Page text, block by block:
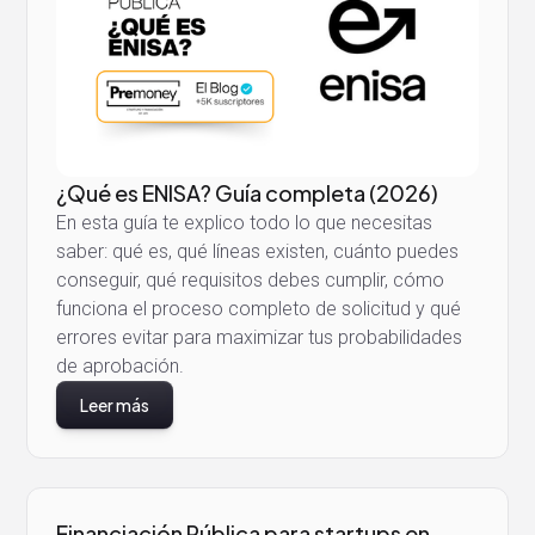
¿Qué es ENISA? Guía completa (2026)
En esta guía te explico todo lo que necesitas
saber: qué es, qué líneas existen, cuánto puedes
conseguir, qué requisitos debes cumplir, cómo
funciona el proceso completo de solicitud y qué
errores evitar para maximizar tus probabilidades
de aprobación.
Leer más